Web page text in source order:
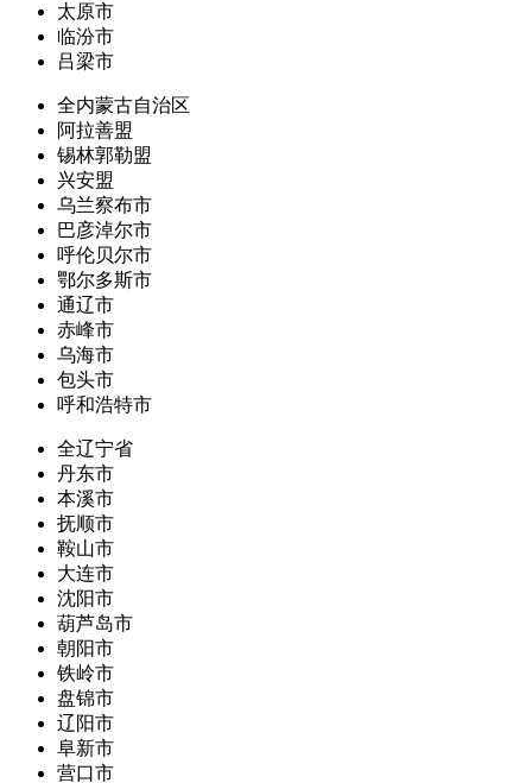
太原市
临汾市
吕梁市
全内蒙古自治区
阿拉善盟
锡林郭勒盟
兴安盟
乌兰察布市
巴彦淖尔市
呼伦贝尔市
鄂尔多斯市
通辽市
赤峰市
乌海市
包头市
呼和浩特市
全辽宁省
丹东市
本溪市
抚顺市
鞍山市
大连市
沈阳市
葫芦岛市
朝阳市
铁岭市
盘锦市
辽阳市
阜新市
营口市